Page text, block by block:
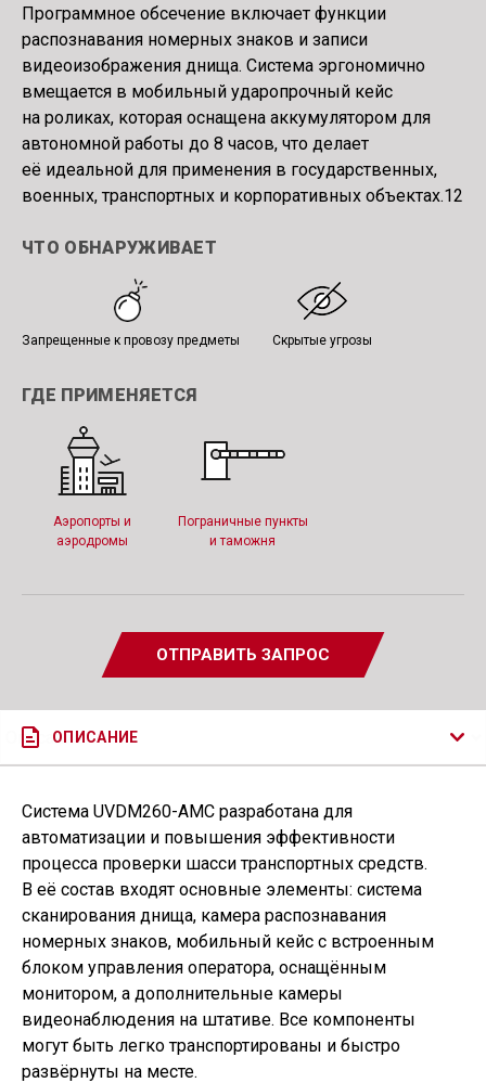
Программное обсечение включает функции
распознавания номерных знаков и записи
видеоизображения днища. Система эргономично
вмещается в мобильный ударопрочный кейс
на роликах, которая оснащена аккумулятором для
автономной работы до 8 часов, что делает
её идеальной для применения в государственных,
военных, транспортных и корпоративных объектах.12
ЧТО ОБНАРУЖИВАЕТ
Запрещенные к провозу предметы Скрытые угрозы
ГДЕ ПРИМЕНЯЕТСЯ
Аэропорты и
аэродромы
Пограничные пункты
и таможня
ОТПРАВИТЬ ЗАПРОС
ОПИСАНИЕ
Система UVDM260-AMC разработана для
автоматизации и повышения эффективности
процесса проверки шасси транспортных средств.
В её состав входят основные элементы: система
сканирования днища, камера распознавания
номерных знаков, мобильный кейс с встроенным
блоком управления оператора, оснащённым
монитором, а дополнительные камеры
видеонаблюдения на штативе. Все компоненты
могут быть легко транспортированы и быстро
развёрнуты на месте.